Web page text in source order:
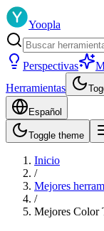
Yoopla
Perspectivas
Herramientas
Español
Toggle theme
Inicio
/
Mejores
/
Mejores Color